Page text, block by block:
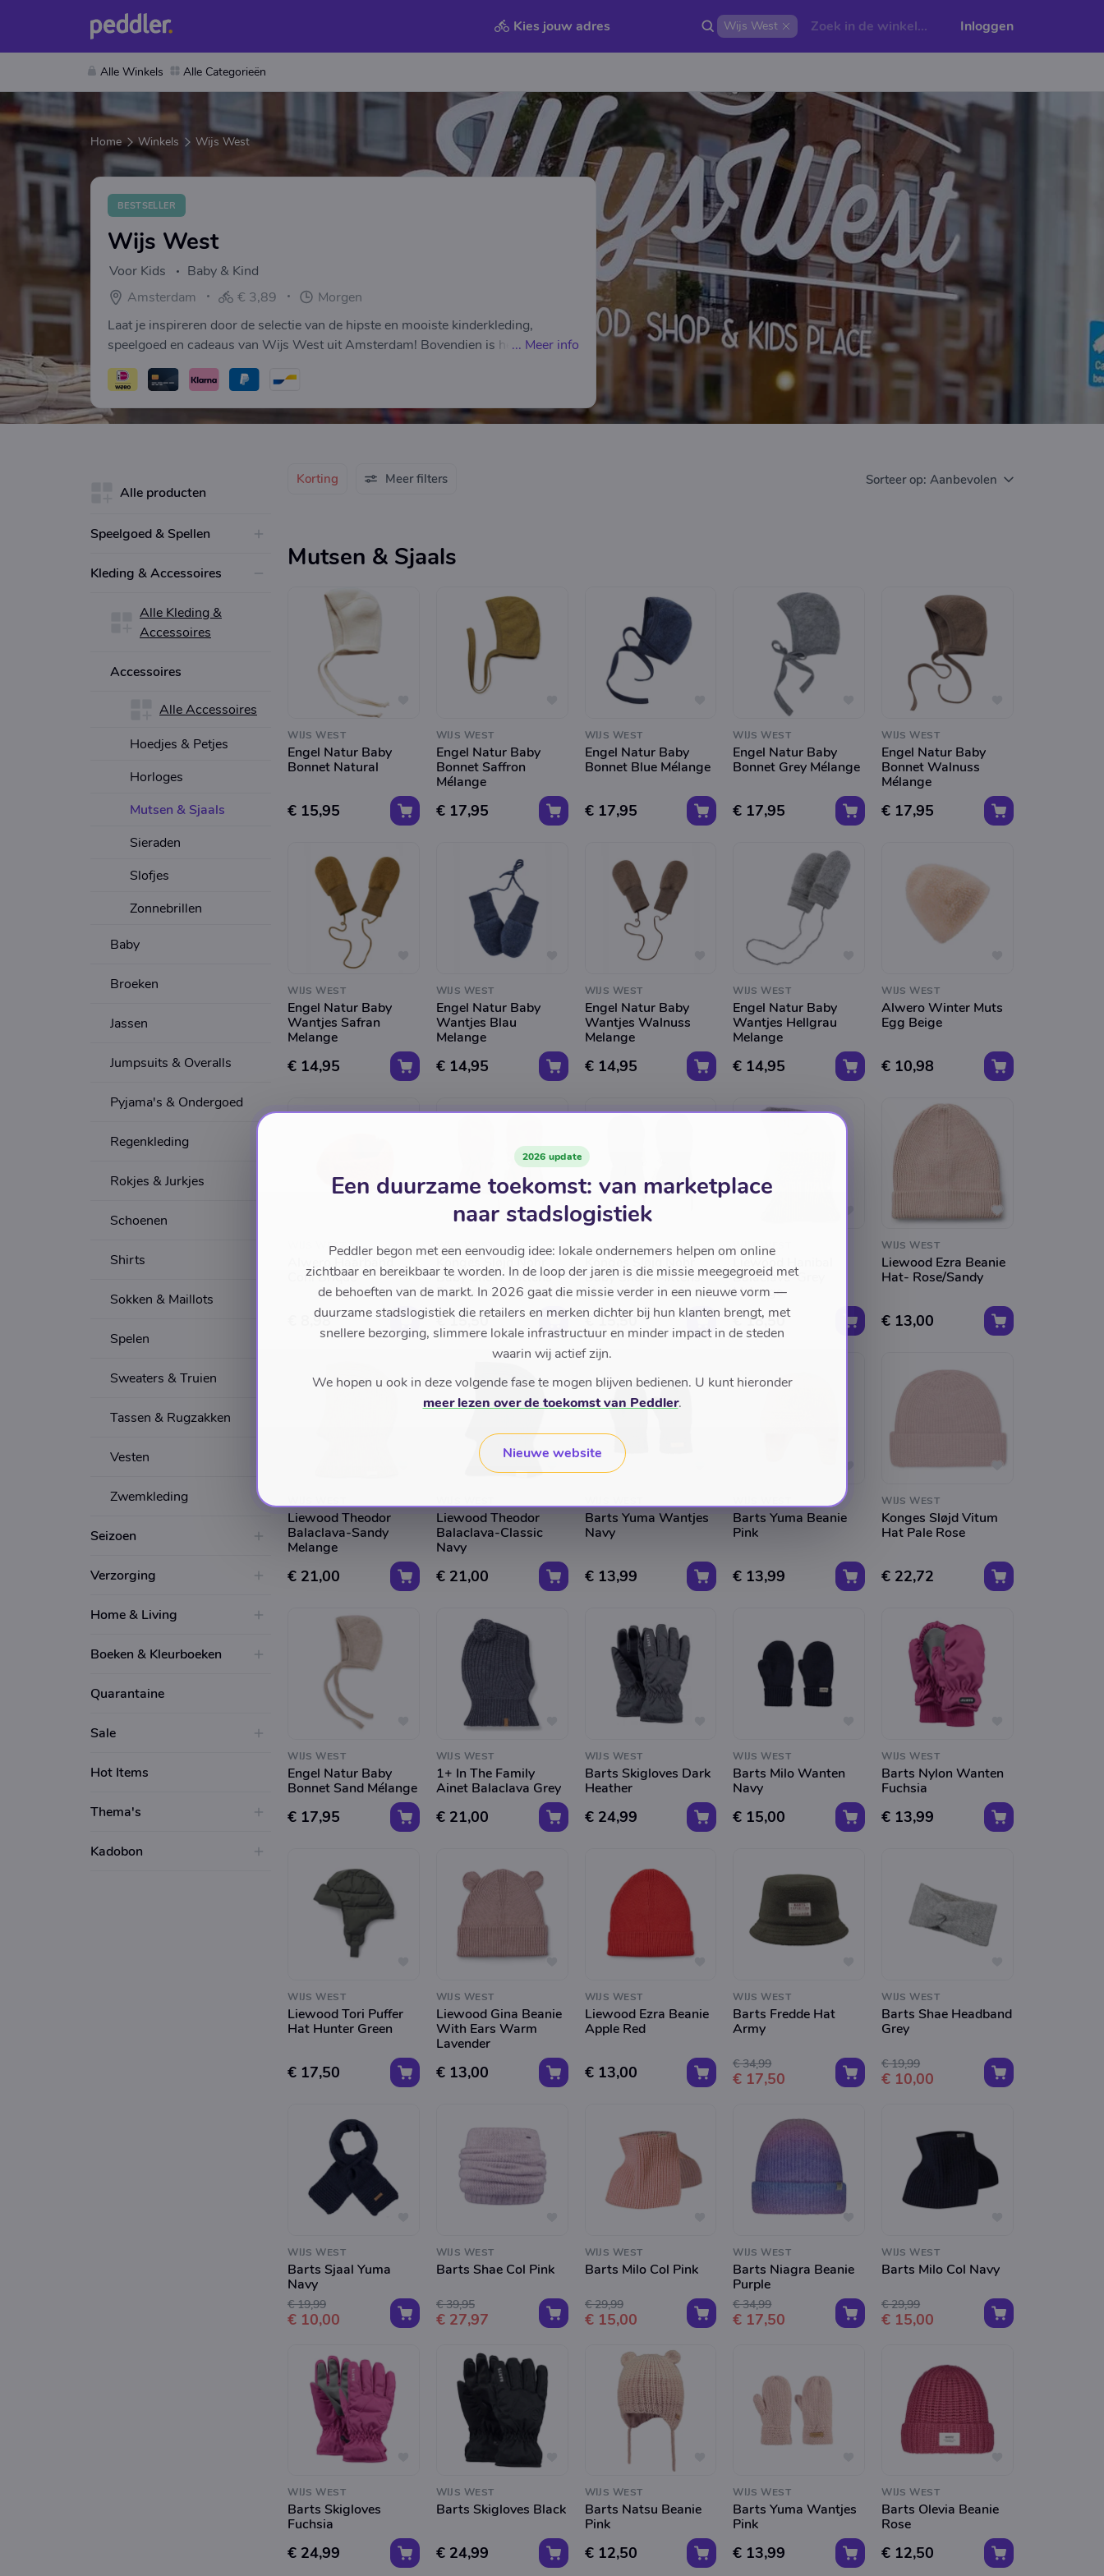
Kies jouw adres Wijs West Inloggen
Alle Winkels Alle Categorieën
Home Winkels Wijs West
BESTSELLER
Wijs West
Voor Kids
Baby & Kind
Amsterdam
€ 3,89
Morgen
Laat je inspireren door de selectie van de hipste en mooiste kinderkleding,
speelgoed en cadeaus van Wijs West uit Amsterdam! Bovendien is het altijd
feestelijk ingepakt!
... Meer info
Alle producten
Speelgoed & Spellen
Kleding & Accessoires
Alle Kleding &
Accessoires
Accessoires
Alle Accessoires
Hoedjes & Petjes
Horloges
Mutsen & Sjaals
Sieraden
Slofjes
Zonnebrillen
Baby
Broeken
Jassen
Jumpsuits & Overalls
Pyjama's & Ondergoed
Regenkleding
Rokjes & Jurkjes
Schoenen
Shirts
Sokken & Maillots
Spelen
Sweaters & Truien
Tassen & Rugzakken
Vesten
Zwemkleding
Seizoen
Verzorging
Home & Living
Boeken & Kleurboeken
Quarantaine
Sale
Hot Items
Thema's
Kadobon
Korting Meer filters Sorteer op: Aanbevolen
Mutsen & Sjaals
WIJS WEST
Engel Natur Baby
Bonnet Natural
€ 15,95
WIJS WEST
Engel Natur Baby
Bonnet Saffron
Mélange
€ 17,95
WIJS WEST
Engel Natur Baby
Bonnet Blue Mélange
€ 17,95
WIJS WEST
Engel Natur Baby
Bonnet Grey Mélange
€ 17,95
WIJS WEST
Engel Natur Baby
Bonnet Walnuss
Mélange
€ 17,95
WIJS WEST
Engel Natur Baby
Wantjes Safran
Melange
€ 14,95
WIJS WEST
Engel Natur Baby
Wantjes Blau
Melange
€ 14,95
WIJS WEST
Engel Natur Baby
Wantjes Walnuss
Melange
€ 14,95
WIJS WEST
Engel Natur Baby
Wantjes Hellgrau
Melange
€ 14,95
WIJS WEST
Alwero Winter Muts
Egg Beige
€ 10,98
WIJS WEST
Alwero Haarband
Coni Brique
€ 8,98
WIJS WEST
Konges Sløjd Nohr
Baby Snow Mittens
Burlwood
€ 15,50
WIJS WEST
Konges Sløjd Nohr
Baby Snow Mittens
Magnet
€ 15,50
WIJS WEST
Liewood Hanibal
Balaclava-Grey
Melange
€ 18,50
WIJS WEST
Liewood Ezra Beanie
Hat- Rose/Sandy
€ 13,00
Liewood Theodor
Balaclava-Sandy
Melange
€ 21,00
Liewood Theodor
Balaclava-Classic
Navy
€ 21,00
Barts Yuma Wantjes
Navy
€ 13,99
Barts Yuma Beanie
Pink
€ 13,99
WIJS WEST
Konges Sløjd Vitum
Hat Pale Rose
€ 22,72
WIJS WEST
Engel Natur Baby
Bonnet Sand Mélange
€ 17,95
WIJS WEST
1+ In The Family
Ainet Balaclava Grey
€ 21,00
WIJS WEST
Barts Skigloves Dark
Heather
€ 24,99
WIJS WEST
Barts Milo Wanten
Navy
€ 15,00
WIJS WEST
Barts Nylon Wanten
Fuchsia
€ 13,99
WIJS WEST
Liewood Tori Puffer
Hat Hunter Green
€ 17,50
WIJS WEST
Liewood Gina Beanie
With Ears Warm
Lavender
€ 13,00
WIJS WEST
Liewood Ezra Beanie
Apple Red
€ 13,00
WIJS WEST
Barts Fredde Hat
Army
€ 34,99
€ 17,50
WIJS WEST
Barts Shae Headband
Grey
€ 19,99
€ 10,00
WIJS WEST
Barts Sjaal Yuma
Navy
€ 19,99
€ 10,00
WIJS WEST
Barts Shae Col Pink
€ 39,95
€ 27,97
WIJS WEST
Barts Milo Col Pink
€ 29,99
€ 15,00
WIJS WEST
Barts Niagra Beanie
Purple
€ 34,99
€ 17,50
WIJS WEST
Barts Milo Col Navy
€ 29,99
€ 15,00
WIJS WEST
Barts Skigloves
Fuchsia
€ 24,99
WIJS WEST
Barts Skigloves Black
€ 24,99
WIJS WEST
Barts Natsu Beanie
Pink
€ 12,50
WIJS WEST
Barts Yuma Wantjes
Pink
€ 13,99
WIJS WEST
Barts Olevia Beanie
Rose
€ 12,50
2026 update
Een duurzame toekomst: van marketplace
naar stadslogistiek
Peddler begon met een eenvoudig idee: lokale ondernemers helpen om online
zichtbaar en bereikbaar te worden. In de loop der jaren is die missie meegegroeid met
de behoeften van de markt. In 2026 gaat die missie verder in een nieuwe vorm —
duurzame stadslogistiek die retailers en merken dichter bij hun klanten brengt, met
snellere bezorging, slimmere lokale infrastructuur en minder impact in de steden
waarin wij actief zijn.
We hopen u ook in deze volgende fase te mogen blijven bedienen. U kunt hieronder
meer lezen over de toekomst van Peddler.
Nieuwe website